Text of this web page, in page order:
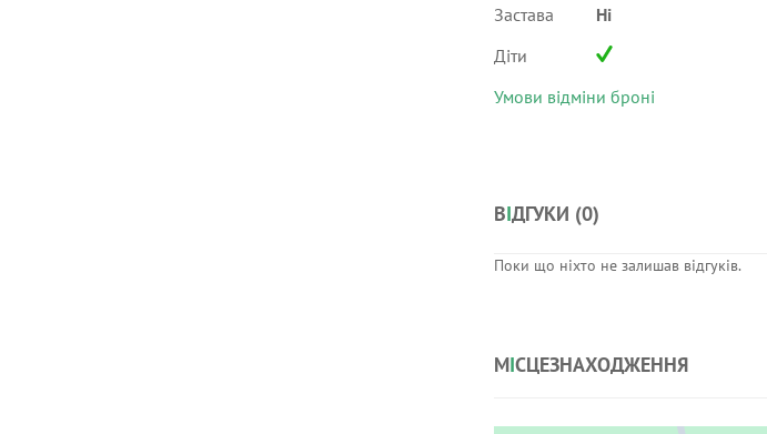
Застава
Ні
Діти
Умови відміни броні
ВІДГУКИ (0)
Поки що ніхто не залишав відгуків.
МІСЦЕЗНАХОДЖЕННЯ